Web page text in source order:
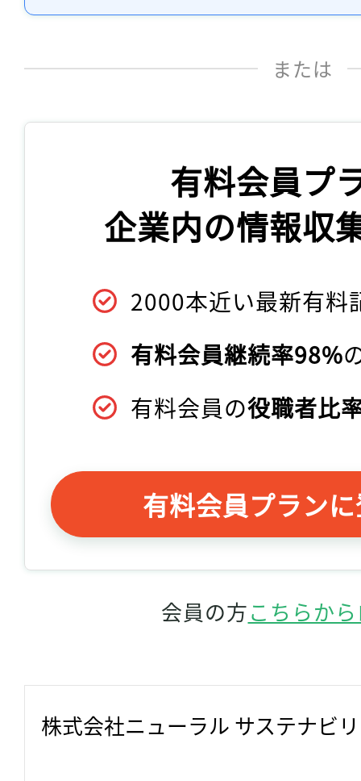
または
有料会員プ
企業内の情報収
2000本近い最新有料
有料会員継続率98%
有料会員の役職者比
有料会員プラン
会員の方こちらか
株式会社ニューラル サステナビ